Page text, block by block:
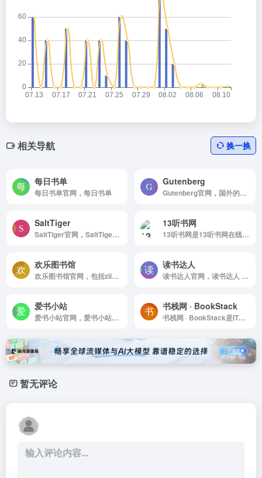
相关导航 换一换
每日书单
每日书单官网，每日书单
Gutenberg
Gutenberg官网，国外的Gutenberg是一个免费的 epub 和 Kindle 电子书，下载或在线阅读网站。 号称是世界上最伟大的文学作品，侧重于美国版权已过期的旧作品。喜欢外文小说的朋友不可错过。
SaltTiger
SaltTiger官网，SaltTiger | 每天一本编程书，每天进步一点点
13听书网
13听书网是13听书网在线听书网提供最新最全热门有声小说,有声读物,评书有声小说每日更新,支持自动连播,无弹窗,13听书网在线听书网为你释放双眼，用耳朵享受阅读的乐趣!
欢乐图书馆
欢乐图书馆官网，包括zlibrary，杂志，学术论文，读秀等全部电子书站点的最全的ChatGPT，电子书网站导航，免费电子书网站欢乐图书馆|收录最优质的电子书网站的导航网站
读书达人
读书达人官网，读书达人 &amp;amp;#8211; -pdf，txt，mobi，kindle，epub电子书免费下载
爱书小站
爱书小站官网，爱书小站，是一个喜欢阅读，分享好书的小站。坚持每天阅读一页书，分享读书笔记，持续学习，不断成长。提供EPUB电子书下载，MOBI电子书下载，TXT电子书下载，PDF电子书下载。
书栈网 · BookStack
书栈网 · BookStack是IT程序员互联网开源编程书籍阅读分享
暂无评论